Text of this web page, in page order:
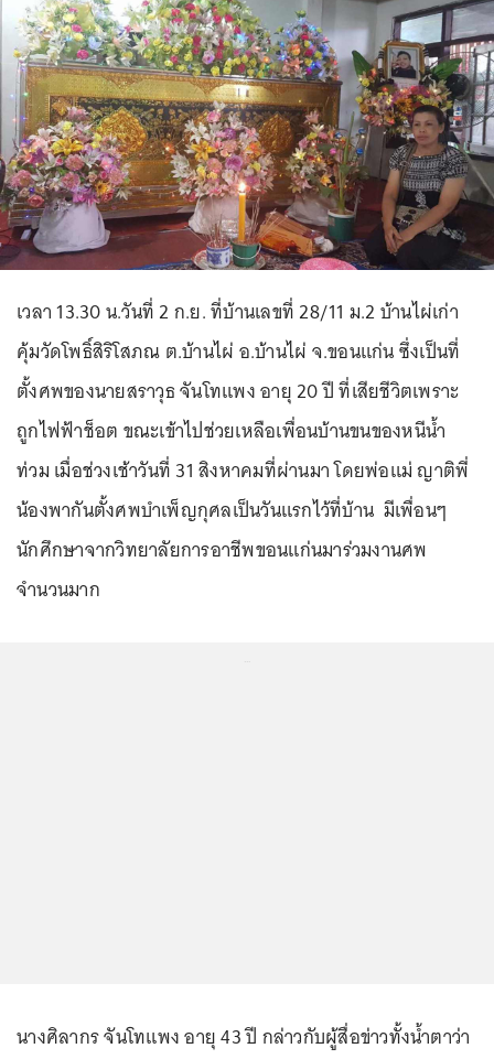
เวลา 13.30 น.วันที่ 2 ก.ย. ที่บ้านเลขที่ 28/11 ม.2 บ้านไผ่เก่า
คุ้มวัดโพธิ์สิริโสภณ ต.บ้านไผ่ อ.บ้านไผ่ จ.ขอนแก่น ซึ่งเป็นที่
ตั้งศพของนายสราวุธ จันโทแพง อายุ 20 ปี ที่เสียชีวิตเพราะ
ถูกไฟฟ้าช็อต ขณะเข้าไปช่วยเหลือเพื่อนบ้านขนของหนีน้ำ
ท่วม เมื่อช่วงเช้าวันที่ 31 สิงหาคมที่ผ่านมา โดยพ่อแม่ ญาติพี่
น้องพากันตั้งศพบำเพ็ญกุศลเป็นวันแรกไว้ที่บ้าน มีเพื่อนๆ
นักศึกษาจากวิทยาลัยการอาชีพขอนแก่นมาร่วมงานศพ
จำนวนมาก
นางศิลากร จันโทแพง อายุ 43 ปี กล่าวกับผู้สื่อข่าวทั้งน้ำตาว่า